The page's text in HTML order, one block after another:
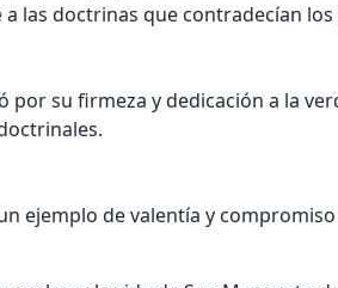
las doctrinas que contradecían
su firmeza y dedicación a la
ejemplo de valentía y